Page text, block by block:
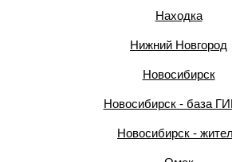
Находка
Нижний Новгород
Новосибирск
Новосибирск - база
Новосибирск -